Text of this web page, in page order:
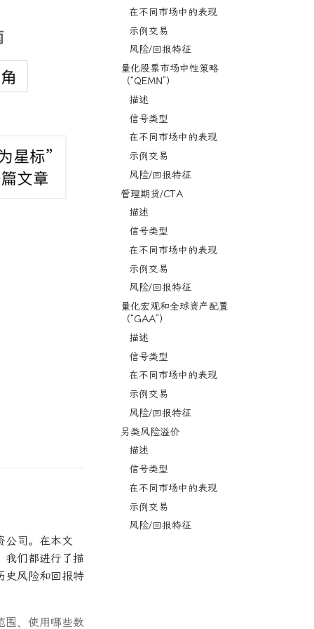
在不同市场中的表现
示例交易
风险/回报特征
量化股票市场中性策略
（“QEMN”）
描述
信号类型
在不同市场中的表现
示例交易
风险/回报特征
管理期货/CTA
描述
信号类型
在不同市场中的表现
示例交易
风险/回报特征
量化宏观和全球资产配置
（“GAA”）
描述
信号类型
在不同市场中的表现
示例交易
风险/回报特征
另类风险溢价
描述
信号类型
在不同市场中的表现
示例交易
风险/回报特征
公司。在本文
我们都进行了描
史风险和回报特
围、使用哪些数